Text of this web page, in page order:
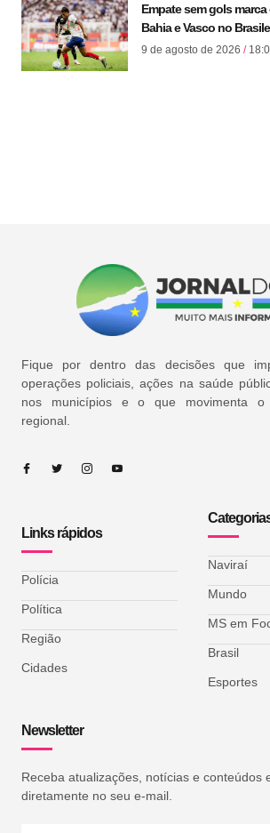
Empate sem gols
Bahia e Vasco no
9 de agosto de 2026
Fique por dentro das decisões que
operações policiais, ações na saúde
nos municípios e o que movimenta o
regional.
Links rápidos
Polícia
Política
Região
Cidades
Naviraí
Mundo
MS em
Brasil
Esportes
Newsletter
Receba atualizações, notícias e conteúdos
diretamente no seu e-mail.